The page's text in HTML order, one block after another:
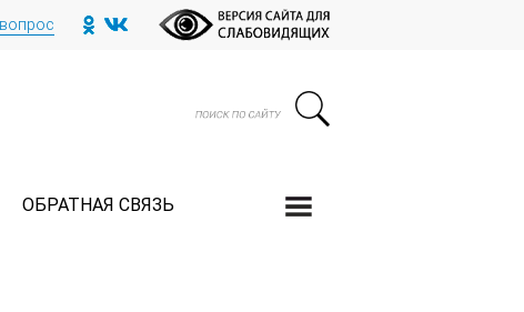
ОБРАТНАЯ СВЯЗЬ